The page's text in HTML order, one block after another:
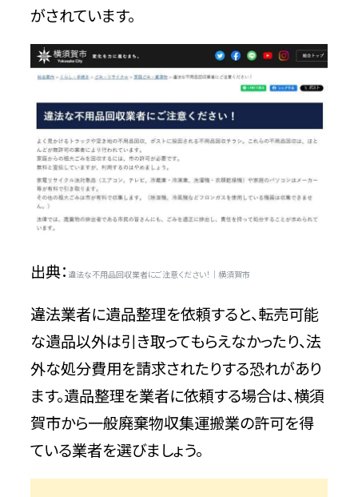
がされています。
出典： 違法な不用品回収業者にご注意ください！｜横須賀市
違法業者に遺品整理を依頼すると、転売可能
な遺品以外は引き取ってもらえなかったり、法
外な処分費用を請求されたりする恐れがあり
ます。遺品整理を業者に依頼する場合は、横須
賀市から一般廃棄物収集運搬業の許可を得
ている業者を選びましょう。